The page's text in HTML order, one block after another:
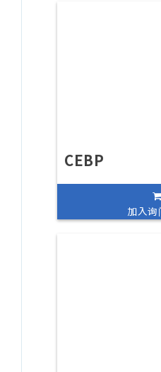
CEBP
加入